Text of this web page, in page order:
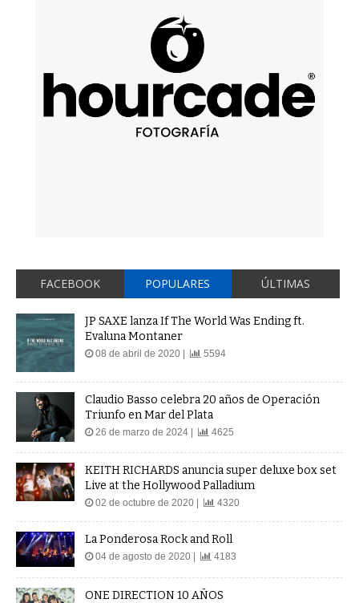
FACEBOOK POPULARES ÚLTIMAS
JP SAXE lanza If The World Was Ending ft.
Evaluna Montaner
08 de abril de 2020 | 5594
Claudio Basso celebra 20 años de Operación
Triunfo en Mar del Plata
26 de marzo de 2024 | 4625
KEITH RICHARDS anuncia super deluxe box set
Live at the Hollywood Palladium
02 de octubre de 2020 | 4320
La Ponderosa Rock and Roll
04 de agosto de 2020 | 4183
ONE DIRECTION 10 AÑOS